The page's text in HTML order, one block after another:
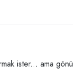
ister... ama